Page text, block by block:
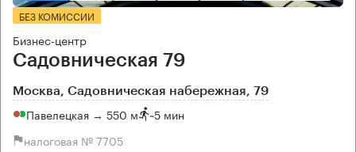
БЕЗ КОМИССИИ
Бизнес-центр
Садовническая 79
Москва, Садовническая набережная, 79
Павелецкая → 550 м ~5 мин
налоговая № 7705